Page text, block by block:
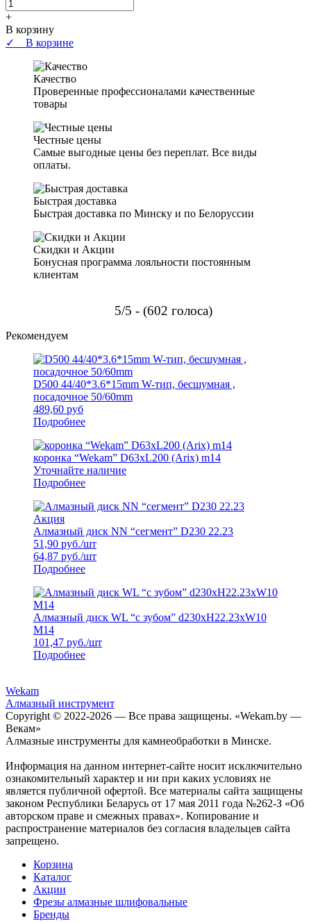
+
В корзину
✓ В корзине
Качество
Проверенные профессионалами качественные
товары
Честные цены
Самые выгодные цены без переплат. Все виды
оплаты.
Быстрая доставка
Быстрая доставка по Минску и по Белоруссии
Скидки и Акции
Бонусная программа лояльности постоянным
клиентам
5/5 - (602 голоса)
Рекомендуем
D500 44/40*3.6*15mm W-тип, бесшумная ,
посадочное 50/60mm
489,60 руб
Подробнее
коронка “Wekam” D63xL200 (Arix) m14
Уточнайте наличие
Подробнее
Акция
Алмазный диск NN “сегмент” D230 22.23
51,90 руб./шт
64,87 руб./шт
Подробнее
Алмазный диск WL “с зубом” d230xH22.23xW10
M14
101,47 руб./шт
Подробнее
Wekam
Алмазный инструмент
Copyright © 2022-2026 — Все права защищены. «Wekam.by —
Векам»
Алмазные инструменты для камнеобработки в Минске.
Информация на данном интернет-сайте носит исключительно
ознакомительный характер и ни при каких условиях не
является публичной офертой. Все материалы сайта защищены
законом Республики Беларусь от 17 мая 2011 года №262-З «Об
авторском праве и смежных правах». Копирование и
распространение материалов без согласия владельцев сайта
запрещено.
Корзина
Каталог
Акции
Фрезы алмазные шлифовальные
Бренды